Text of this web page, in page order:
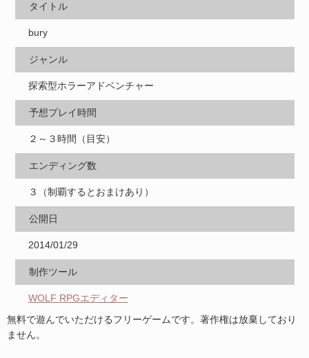
タイトル
bury
ジャンル
探索型ホラーアドベンチャー
予想プレイ時間
２～３時間（目安）
エンディング数
３（制覇するとおまけあり）
公開日
2014/01/29
制作ツール
WOLF RPGエディター
無料で遊んでいただけるフリーゲームです。著作権は放棄しており
ません。